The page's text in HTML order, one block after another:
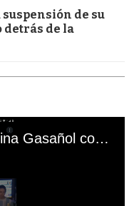
de su
de la
El mal momento de Yanina Gasañol con un hincha argentino en "Subrayado"